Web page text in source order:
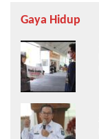
Gaya Hidup